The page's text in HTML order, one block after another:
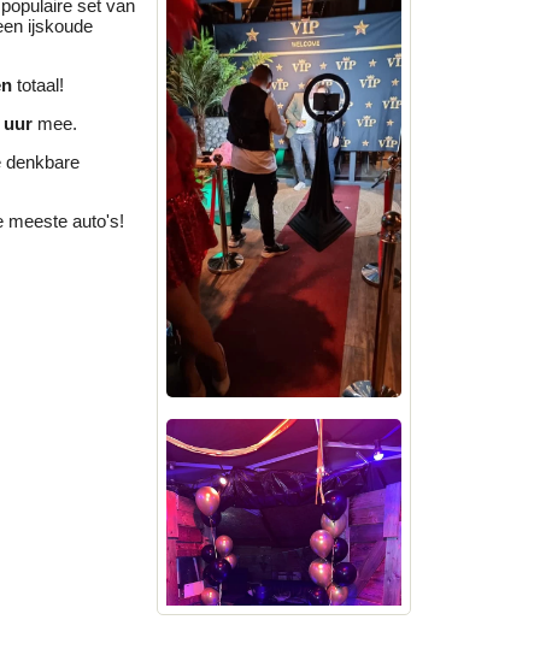
set van
ijskoude
totaal!
uur mee.
denkbare
meeste auto's!